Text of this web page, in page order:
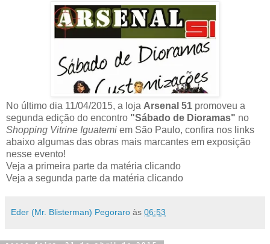
No último dia 11/04/2015, a loja Arsenal 51 promoveu a
segunda edição do encontro "Sábado de Dioramas" no
Shopping Vitrine Iguatemi em São Paulo, confira nos links
abaixo algumas das obras mais marcantes em exposição
nesse evento!
Veja a primeira parte da matéria clicando
Veja a segunda parte da matéria clicando
Eder (Mr. Blisterman) Pegoraro às 06:53